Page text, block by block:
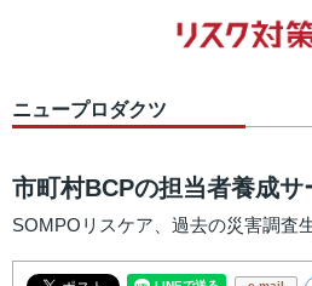
ニュープロダクツ
市町村BCPの担当者養成サ
SOMPOリスケア、過去の災害調査